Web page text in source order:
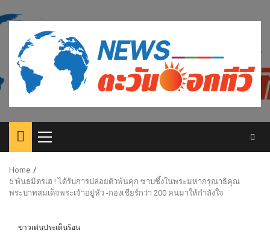
to
content
Primary
Menu
Home
5 พันธมิตรเฮ ! ได้รับการปล่อยตัวพ้นคุก ซาบซึ้งในพระมหากรุณาธิคุณ
พระบาทสมเด็จพระเจ้าอยู่หัว -กองเชียร์กว่า 200 คนมาให้กำลังใจ
ข่าวเด่นประเด็นร้อน